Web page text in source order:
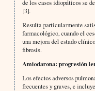
de los casos idiopáticos se
[3].
Resulta particularmente
farmacológico, cuando el
una mejora del estado
fibrosis.
Amiodarona: progresión
Los efectos adversos
frecuentes y graves, e